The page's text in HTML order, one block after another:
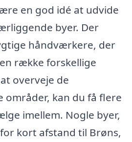
en god idé at udvide
byer. Der
håndværkere, der
række forskellige
overveje de
områder, kan du få flere
imellem. Nogle byer,
kort afstand til Brøns,